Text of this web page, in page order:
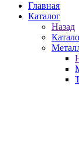
Главная
Каталог
Назад